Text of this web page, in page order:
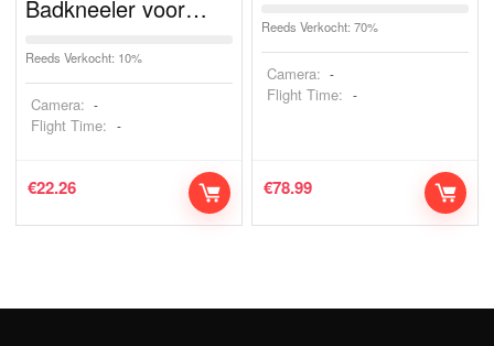
Badkneeler voor…
Reeds Verkocht: 10%
Camera: -
Flight Time: -
€22.26
Reeds Verkocht: 70%
Camera: -
Flight Time: -
€78.99